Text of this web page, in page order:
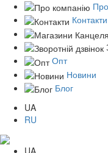
Контакти
Опт
Новини
Блог
UA
RU
UA